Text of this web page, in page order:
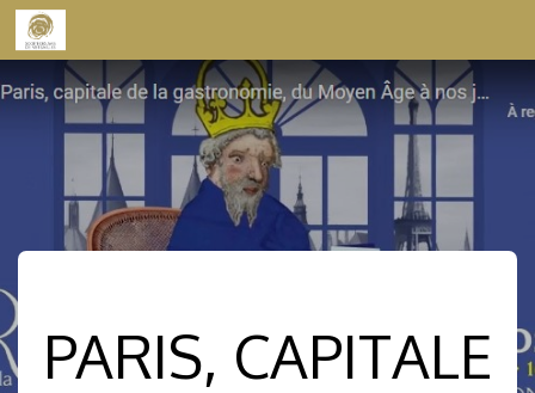
Skip to content
PARIS, CAPITALE